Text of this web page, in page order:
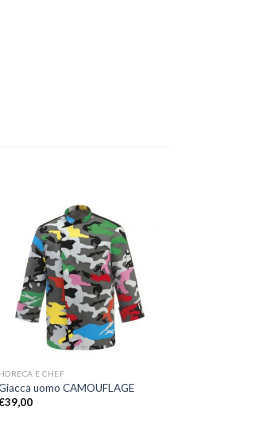
Aggiungi
alla lista
dei
desideri
HORECA E CHEF
uomo CAMOUFLAGE
39,00